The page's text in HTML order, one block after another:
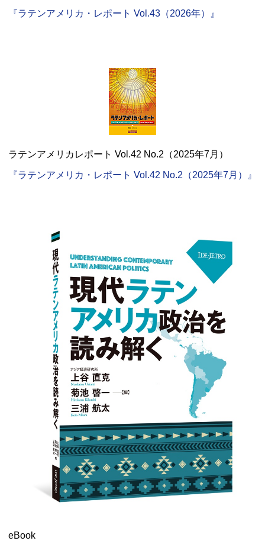
『ラテンアメリカ・レポート Vol.43（2026年）』
ラテンアメリカレポート Vol.42 No.2（2025年7月）
『ラテンアメリカ・レポート Vol.42 No.2（2025年7月）』
eBook